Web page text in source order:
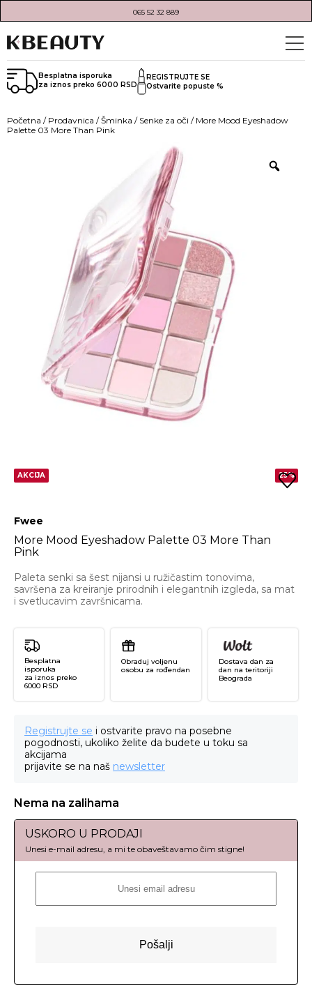
065 52 32 889
Besplatna isporuka
za iznos preko 6000 RSD
REGISTRUJTE SE
Ostvarite popuste %
Početna / Prodavnica /Šminka / Senke za oči / More Mood Eyeshadow
Palette 03 More Than Pink
AKCIJA 25%
Fwee
More Mood Eyeshadow Palette 03 More Than
Pink
Paleta senki sa šest nijansi u ružičastim tonovima,
savršena za kreiranje prirodnih i elegantnih izgleda, sa mat
i svetlucavim završnicama.
Besplatna
isporuka
za iznos preko
6000 RSD
Obraduj voljenu
osobu za rođendan
Dostava dan za
dan na teritoriji
Beograda
Registrujte se i ostvarite pravo na posebne
pogodnosti, ukoliko želite da budete u toku sa
akcijama
prijavite se na naš newsletter
Nema na zalihama
USKORO U PRODAJI